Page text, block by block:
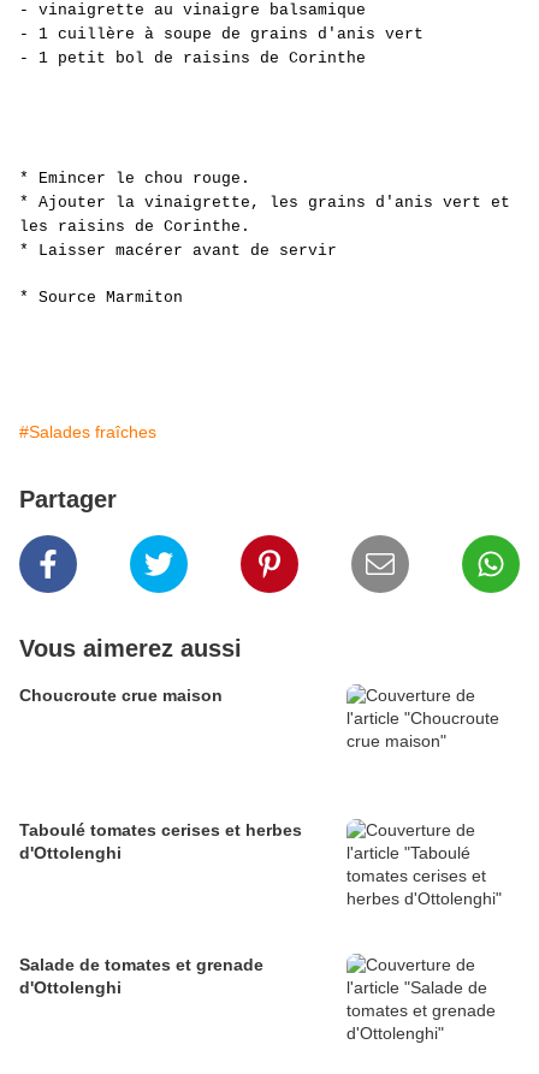
- vinaigrette au vinaigre balsamique
- 1 cuillère à soupe de grains d'anis vert
- 1 petit bol de raisins de Corinthe
* Emincer le chou rouge.
* Ajouter la vinaigrette, les grains d'anis vert et
les raisins de Corinthe.
* Laisser macérer avant de servir
* Source Marmiton
#Salades fraîches
Partager
Vous aimerez aussi
Choucroute crue maison
Taboulé tomates cerises et herbes
d'Ottolenghi
Salade de tomates et grenade
d'Ottolenghi